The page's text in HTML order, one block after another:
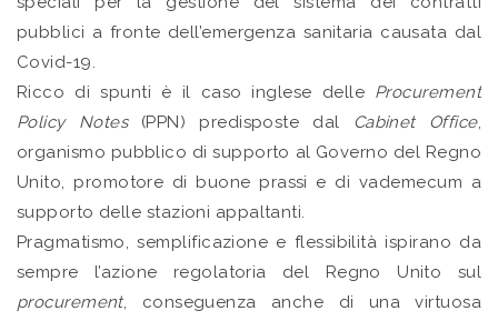
pubblici a fronte dell’emergenza sanitaria causata dal
Covid-19.
Ricco di spunti è il caso inglese delle Procurement
Policy Notes(PPN) predisposte dal Cabinet Office,
organismo pubblico di supporto al Governo del Regno
Unito, promotore di buone prassi e di vademecum a
supporto delle stazioni appaltanti.
Pragmatismo, semplificazione e flessibilità ispirano da
sempre l’azione regolatoria del Regno Unito sul
procurement, conseguenza anche di una virtuosa